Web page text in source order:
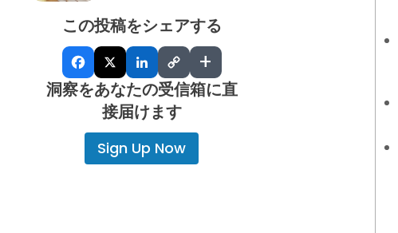
この投稿をシェアする
+
洞察をあなたの受信箱に直
接届けます
Sign Up Now